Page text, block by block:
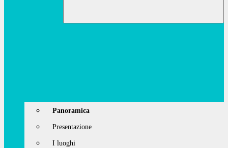
Panoramica
Presentazione
I luoghi